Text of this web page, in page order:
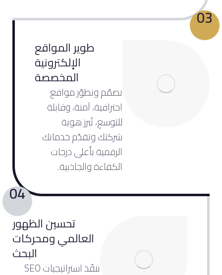
03
طوير المواقع
الإلكترونية
المخصصة
نصمّم ونطوّر مواقع
احترافية، آمنة، وقابلة
للتوسع، تُبرز هوية
شركتك وتقدّم خدماتك
الرقمية بأعلى درجات
الكفاءة والجاذبية.
04
تحسين الظهور
العالمي ومحركات
البحث
ننفّذ استراتيجيات SEO